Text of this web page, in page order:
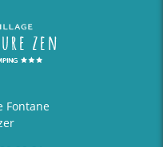
Fontane